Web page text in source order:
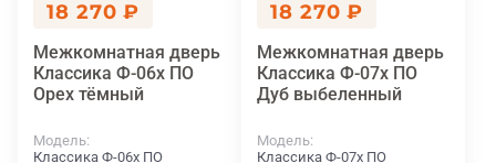
18 270 ₽
Межкомнатная дверь
Классика Ф-06х ПО
Орех тёмный
Модель
Классика Ф-06х ПО
18 270 ₽
Межкомнатная дверь
Классика Ф-07х ПО
Дуб выбеленный
Модель
Классика Ф-07х ПО